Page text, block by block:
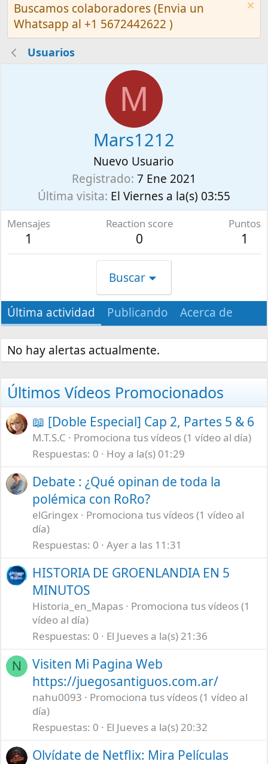
Buscamos colaboradores (Envia un
Whatsapp al +1 5672442622 )
Usuarios
M
Mars1212
Nuevo Usuario
Registrado 7 Ene 2021
Última visita El Viernes a la(s) 03:55
Mensajes
1
Reaction score
0
Puntos
1
Buscar
Última actividad Publicando Acerca de
No hay alertas actualmente.
Últimos Vídeos Promocionados
📖 [Doble Especial] Cap 2, Partes 5 & 6
M.T.S.C
Promociona tus vídeos (1 vídeo al día)
Respuestas 0 Hoy a la(s) 01:29
Debate : ¿Qué opinan de toda la
polémica con RoRo?
elGringex
Promociona tus vídeos (1 vídeo al
día)
Respuestas 0 Ayer a las 11:31
HISTORIA DE GROENLANDIA EN 5
MINUTOS
Historia_en_Mapas
Promociona tus vídeos (1
vídeo al día)
Respuestas 0 El Jueves a la(s) 21:36
N
Visiten Mi Pagina Web
https://juegosantiguos.com.ar/
nahu0093
Promociona tus vídeos (1 vídeo al
día)
Respuestas 0 El Jueves a la(s) 20:32
Olvídate de Netflix: Mira Películas